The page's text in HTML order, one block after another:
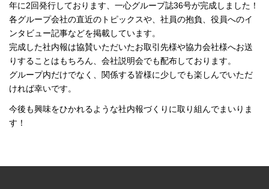
年に2回発行しております、一心グループ誌36号が完成しました！
各グループ会社の直近のトピックスや、社員の抱負、役員へのイ
ンタビュー記事などを掲載しています。
完成した社内報は協賛いただいたお取引先様や協力会社様へお送
りすることはもちろん、会社説明会でも配布しております。
グループ内だけでなく、関係する皆様に少しでも楽しんでいただ
ければ幸いです。
今後も興味をひかれるような社内報づくりに取り組んでまいりま
す！